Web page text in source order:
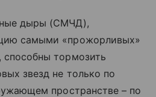
дыры (СМЧД),
самыми «прожорливых»
тормозить
звезд не только по
пространстве – по